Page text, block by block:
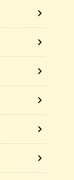
chevron_right
chevron_right
chevron_right
chevron_right
chevron_right
chevron_right